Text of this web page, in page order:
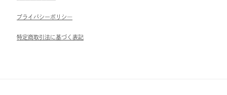
ブライパシーポリシ―
特定商取引法に基づく表記